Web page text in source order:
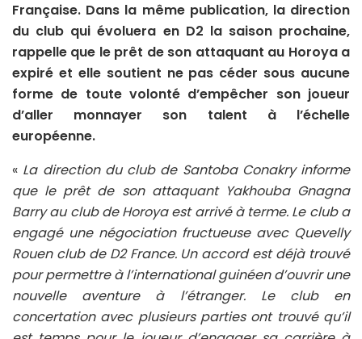
Française. Dans la même publication, la direction
du club qui évoluera en D2 la saison prochaine,
rappelle que le prêt de son attaquant au Horoya a
expiré et elle soutient ne pas céder sous aucune
forme de toute volonté d’empêcher son joueur
d’aller monnayer son talent à l’échelle
européenne.
« La direction du club de Santoba Conakry informe
que le prêt de son attaquant Yakhouba Gnagna
Barry au club de Horoya est arrivé à terme. Le club a
engagé une négociation fructueuse avec Quevelly
Rouen club de D2 France. Un accord est déjà trouvé
pour permettre à l’international guinéen d’ouvrir une
nouvelle aventure à l’étranger. Le club en
concertation avec plusieurs parties ont trouvé qu’il